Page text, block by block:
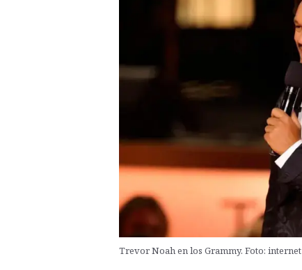
Trevor Noah en los Grammy. Foto: internet